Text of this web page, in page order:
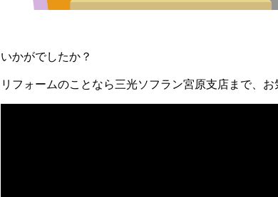
いかがでしたか？
リフォームのことなら三光ソフラン宮原支店まで、